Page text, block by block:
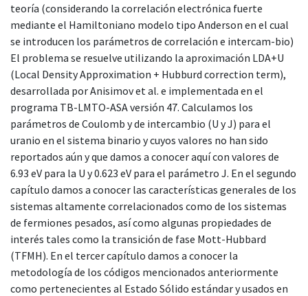
teoría (considerando la correlación electrónica fuerte
mediante el Hamiltoniano modelo tipo Anderson en el cual
se introducen los parámetros de correlación e intercam-bio)
El problema se resuelve utilizando la aproximación LDA+U
(Local Density Approximation + Hubburd correction term),
desarrollada por Anisimov et al. e implementada en el
programa TB-LMTO-ASA versión 47. Calculamos los
parámetros de Coulomb y de intercambio (U y J) para el
uranio en el sistema binario y cuyos valores no han sido
reportados aún y que damos a conocer aquí con valores de
6.93 eV para la U y 0.623 eV para el parámetro J. En el segundo
capítulo damos a conocer las características generales de los
sistemas altamente correlacionados como de los sistemas
de fermiones pesados, así como algunas propiedades de
interés tales como la transición de fase Mott-Hubbard
(TFMH). En el tercer capítulo damos a conocer la
metodología de los códigos mencionados anteriormente
como pertenecientes al Estado Sólido estándar y usados en